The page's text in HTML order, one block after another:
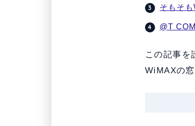
そもそ
@T
この記事を
WiMAXの